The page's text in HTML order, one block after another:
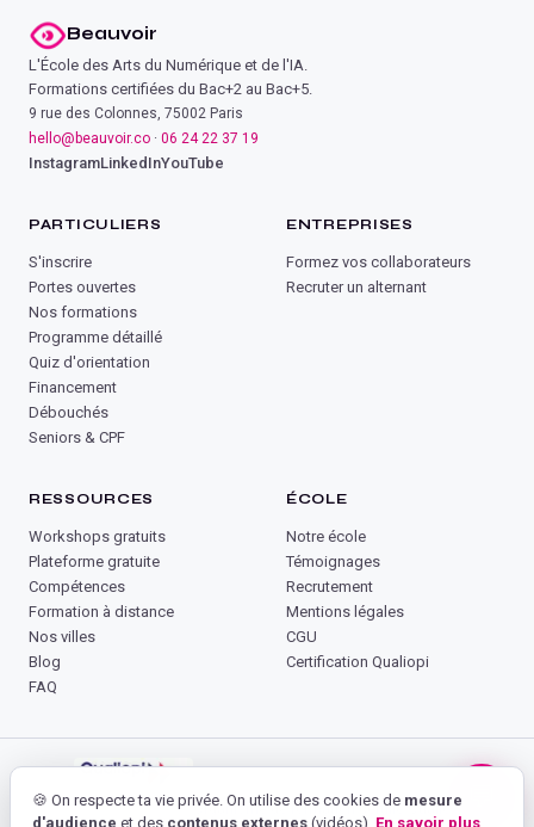
Beauvoir
L'École des Arts du Numérique et de l'IA.
Formations certifiées du Bac+2 au Bac+5.
9 rue des Colonnes, 75002 Paris
hello@beauvoir.co · 06 24 22 37 19
InstagramLinkedInYouTube
PARTICULIERS
S'inscrire
Portes ouvertes
Nos formations
Programme détaillé
Quiz d'orientation
Financement
Débouchés
Seniors & CPF
ENTREPRISES
Formez vos collaborateurs
Recruter un alternant
RESSOURCES
Workshops gratuits
Plateforme gratuite
Compétences
Formation à distance
Nos villes
Blog
FAQ
ÉCOLE
Notre école
Témoignages
Recrutement
Mentions légales
CGU
Certification Qualiopi
Organisme de formation certifié Qualiopi
🍪 On respecte ta vie privée. On utilise des cookies de mesure
d'audience et des contenus externes (vidéos). En savoir plus